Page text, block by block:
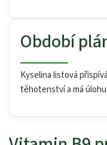
Období
Kyselina listová
těhotenství a má